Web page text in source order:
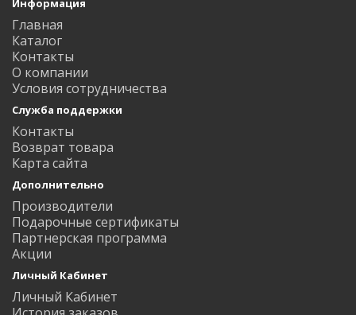
Информация
Главная
Каталог
Контакты
О компании
Условия сотрудничества
Служба поддержки
Контакты
Возврат товара
Карта сайта
Дополнительно
Производители
Подарочные сертификаты
Партнерская программа
Акции
Личный Кабинет
Личный Кабинет